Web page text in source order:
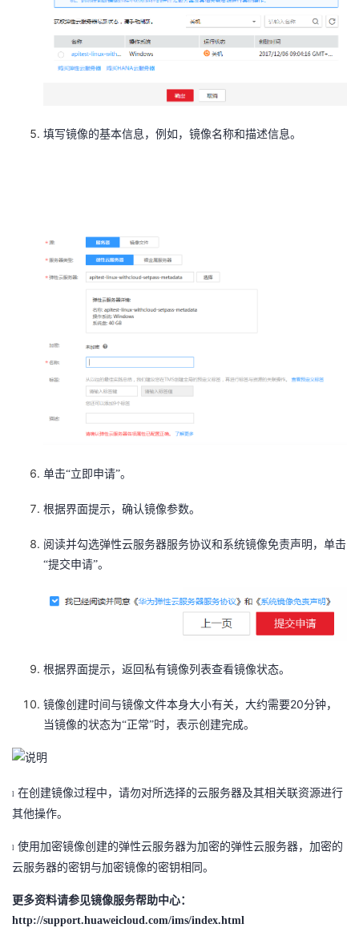
填写镜像的基本信息，例如，镜像名称和描述信息。
单击“立即申请”。
根据界面提示，确认镜像参数。
阅读并勾选弹性云服务器服务协议和系统镜像免责声明，单击
“提交申请”。
根据界面提示，返回私有镜像列表查看镜像状态。
镜像创建时间与镜像文件本身大小有关，大约需要20分钟，
当镜像的状态为“正常”时，表示创建完成。
l 在创建镜像过程中，请勿对所选择的云服务器及其相关联资源进行
其他操作。
l 使用加密镜像创建的弹性云服务器为加密的弹性云服务器，加密的
云服务器的密钥与加密镜像的密钥相同。
更多资料请参见镜像服务帮助中心：
http://support.huaweicloud.com/ims/index.html